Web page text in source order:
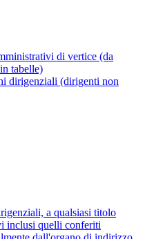
di vertice (da
tabelle)
dirigenziali (dirigenti non
a qualsiasi titolo
inclusi quelli conferiti